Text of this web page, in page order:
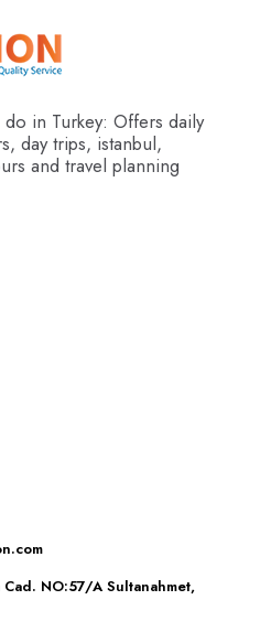
in Turkey: Offers daily
day trips, istanbul,
and travel planning
Cad. NO:57/A Sultanahmet,